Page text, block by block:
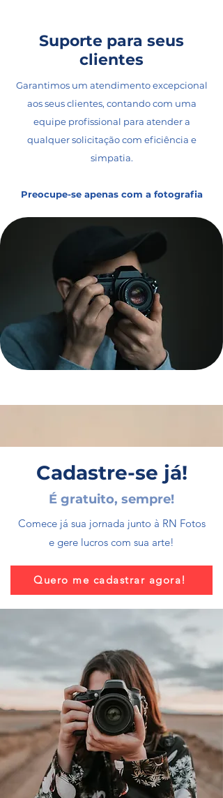
Suporte para seus
clientes
Garantimos um atendimento excepcional
aos seus clientes, contando com uma
equipe profissional para atender a
qualquer solicitação com eficiência e
simpatia.
Preocupe-se apenas com a fotografia
Cadastre-se já!
É gratuito, sempre!
Comece já sua jornada junto à RN Fotos
e gere lucros com sua arte!
Quero me cadastrar agora!